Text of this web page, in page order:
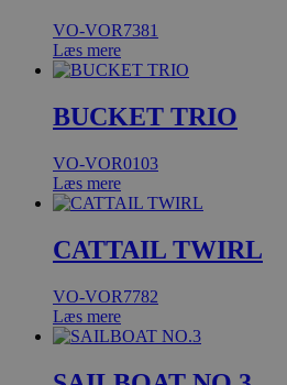
VO-VOR7381
Læs mere
BUCKET TRIO
VO-VOR0103
Læs mere
CATTAIL TWIRL
VO-VOR7782
Læs mere